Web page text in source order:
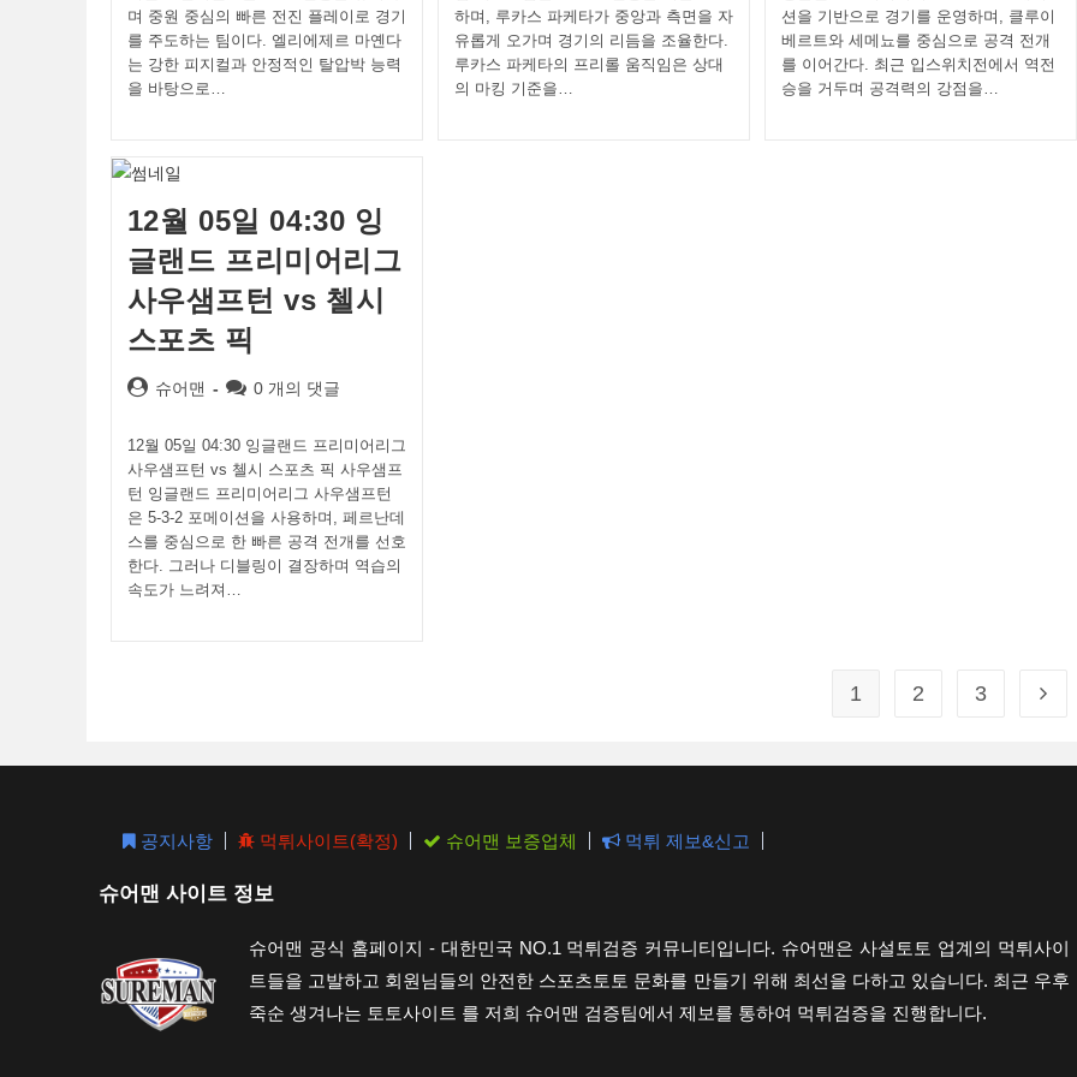
며 중원 중심의 빠른 전진 플레이로 경기
를 주도하는 팀이다. 엘리에제르 마옌다
는 강한 피지컬과 안정적인 탈압박 능력
을 바탕으로…
하며, 루카스 파케타가 중앙과 측면을 자
유롭게 오가며 경기의 리듬을 조율한다.
루카스 파케타의 프리롤 움직임은 상대
의 마킹 기준을…
션을 기반으로 경기를 운영하며, 클루이
베르트와 세메뇨를 중심으로 공격 전개
를 이어간다. 최근 입스위치전에서 역전
승을 거두며 공격력의 강점을…
12월 05일 04:30 잉
글랜드 프리미어리그
사우샘프턴 vs 첼시
스포츠 픽
Post슈어맨
Post0 개의 댓글
12월 05일 04:30 잉글랜드 프리미어리그
사우샘프턴 vs 첼시 스포츠 픽 사우샘프
턴 잉글랜드 프리미어리그 사우샘프턴
은 5-3-2 포메이션을 사용하며, 페르난데
스를 중심으로 한 빠른 공격 전개를 선호
한다. 그러나 디블링이 결장하며 역습의
속도가 느려져…
1 2 3 Go
공지사항 먹튀사이트(확정) 슈어맨 보증업체 먹튀 제보&신고
슈어맨 사이트 정보
슈어맨 공식 홈페이지 - 대한민국 NO.1 먹튀검증 커뮤니티입니다. 슈어맨은 사설토토 업계의 먹튀사이
트들을 고발하고 회원님들의 안전한 스포츠토토 문화를 만들기 위해 최선을 다하고 있습니다. 최근 우후
죽순 생겨나는 토토사이트 를 저희 슈어맨 검증팀에서 제보를 통하여 먹튀검증을 진행합니다.